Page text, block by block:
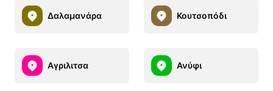
Δαλαμανάρα Κουτσοπόδι
Αγριλιτσα Ανύφι